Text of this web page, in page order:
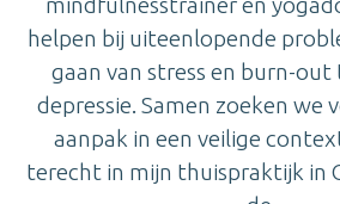
helpen bij uiteenlopende
gaan van stress en burn-
depressie. Samen zoeken we
aanpak in een veilige
terecht in mijn thuispraktijk in